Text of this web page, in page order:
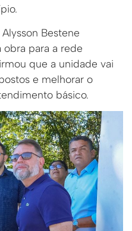
Bestene
para a rede
que a unidade vai
e melhorar o
básico.